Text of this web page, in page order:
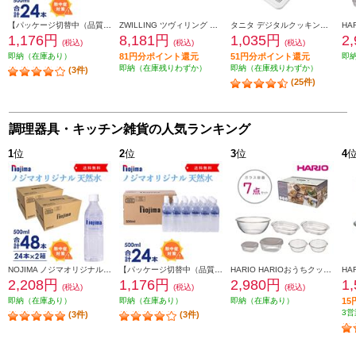
1,176円
(税込)
即納（在庫あり）
(3件)
8,181円 (税込)
81円分ポイント還元
即納（在庫残りわずか）
1,035円 (税込)
51円分ポイント還元
即納（在庫残りわずか）
(25件)
即
調理器具・キッチン雑貨の人気ランキング
1位
2,208円
(税込)
即納（在庫あり）
(3件)
2位
1,176円
(税込)
即納（在庫あり）
(3件)
3位
2,980円
(税込)
即納（在庫あり）
4
15
3営